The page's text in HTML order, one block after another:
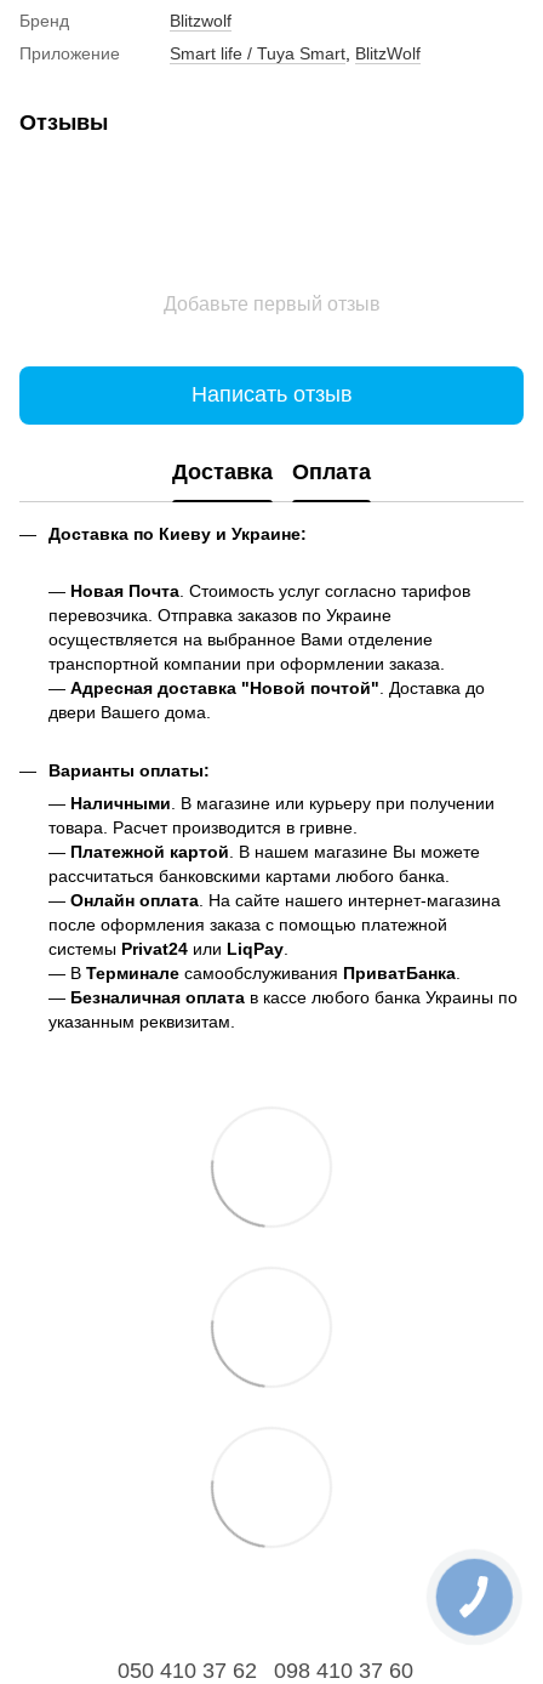
Бренд
Blitzwolf
Приложение
Smart life / Tuya Smart BlitzWolf
Отзывы
Добавьте первый отзыв
Написать отзыв
Доставка Оплата
Доставка по Киеву и Украине:
— Новая Почта . Стоимость услуг согласно тарифов
перевозчика. Отправка заказов по Украине
осуществляется на выбранное Вами отделение
транспортной компании при оформлении заказа.
— Адресная доставка "Новой почтой" . Доставка до
двери Вашего дома.
Варианты оплаты:
— Наличными . В магазине или курьеру при получении
товара. Расчет производится в гривне.
— Платежной картой . В нашем магазине Вы можете
рассчитаться банковскими картами любого банка.
— Онлайн оплата . На сайте нашего интернет-магазина
после оформления заказа с помощью платежной
системы Privat24 или LiqPay
— В Терминале самообслуживания ПриватБанка
— Безналичная оплата в кассе любого банка Украины по
указанным реквизитам.
050 410 37 62 098 410 37 60